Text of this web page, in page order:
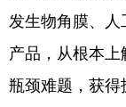
发生物角膜、
产品，从根本
瓶颈难题，获得